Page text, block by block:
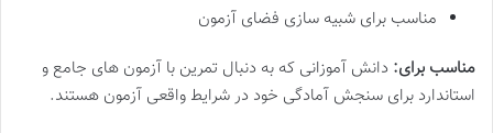
مناسب برای شبیه سازی فضای آزمون
مناسب برای: دانش آموزانی که به دنبال تمرین با آزمون های جامع و
استاندارد برای سنجش آمادگی خود در شرایط واقعی آزمون هستند.